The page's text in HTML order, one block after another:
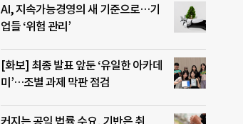
AI, 지속가능경영의 새 기준으로…기
업들 ‘위험 관리’
[화보] 최종 발표 앞둔 ‘유일한 아카데
미’…조별 과제 막판 점검